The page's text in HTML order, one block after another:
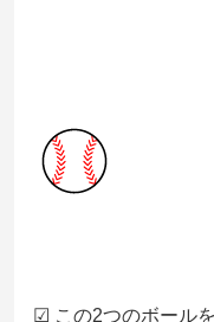
☑ この2つのボール